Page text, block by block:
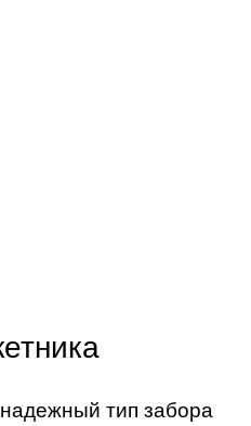
тип забора